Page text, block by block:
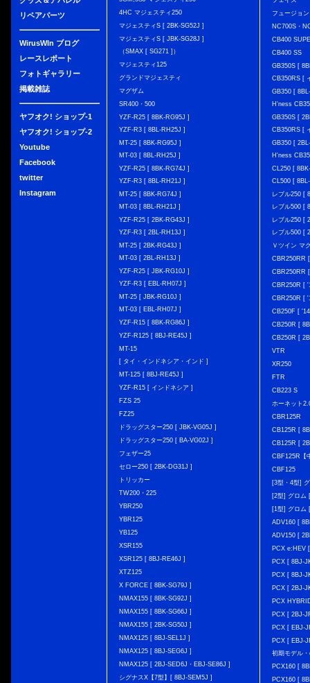
リペアパーツ
WirusWIn ブログ
レースレポート
フォトギャラリー
掲載雑誌
ヤフオク! ショップ-1
ヤフオク! ショップ-2
Youtube
Facebook
twitter
Instagram
4HC マジェスティ250
マジェスティS [ 2BK-SG52J ]
マジェスティS [ JBK-SG28J ]
（SMAX [ SG271 ]）
マジェスティ125
グランドマジェスティ
マグザム
SR400・500
YZF-R25 [ 8BK-RG95J ]
YZF-R3 [ 8BL-RH25J ]
MT-25 [ 8BK-RG95J ]
MT-03 [ 8BL-RH25J ]
YZF-R25 [ 8BK-RG74J ]
YZF-R3 [ 8BL-RH21J ]
MT-25 [ 8BK-RG74J ]
MT-03 [ 8BL-RH21J ]
YZF-R25 [ 2BK-RG43J ]
YZF-R3 [ 2BL-RH13J ]
MT-25 [ 2BK-RG43J ]
MT-03 [ 2BL-RH13J ]
YZF-R25 [ JBK-RG10J ]
YZF-R3 [ EBL-RH07J ]
MT-25 [ JBK-RG10J ]
MT-03 [ EBL-RH07J ]
YZF-R15 [ 8BK-RG86J ]
YZF-R125 [ 8BJ-RE45J ]
MT-15
[ タイ・インドネシア・インド ]
MT-125 [ 8BJ-RE45J ]
YZF-R15 [ インドネシア ]
FZS 25
FZ25
ドラッグスター250 [ JBK-VG05J ]
ドラッグスター250 [ BA-VG02J ]
フェザー25
セロー250 [ 2BK-DG31J ]
トリッカー
TW200・225
YBR250
YBR125
YB125
XSR155
XSR125 [ 8BJ-RE46J ]
XTZ125
X FORCE [ 8BK-SG79J ]
NMAX155 [ 8BK-SG92J ]
NMAX155 [ 8BK-SG66J ]
NMAX155 [ 2BK-SG50J ]
NMAX125 [ 8BJ-SEL1J ]
NMAX125 [ 8BJ-SEG6J ]
NMAX125 [ 2BJ-SED6J・EBJ-SE86J ]
シグナスX【7型】[ 8BJ-SEM5J ]
フュージョン
NC700S・
CB400
CB400 SS
GB350S [
CB350RS [
GB350 [
H'ness
GB350S [
CB350RS [
GB350 [
H'ness
CL250 [
CL500 [
レブル250 [
レブル500 [
レブル250 [
レブル500 [
Ｖツイン マ
CBR250RR
CBR250RR
CBR250R [
CBR250R [
CB250F [
CB250R [
CB250R [
VTR
XR250
FTR
CB223 S
ホーネット
CBR125R
CB125R [
CB125R [
CBF125R【
CBF125
[3型・4型]
[2型] グロム
[1型] グロム
ADV160 [
ADV150 [
PCX e:HEV
PCX [ 8BJ-
PCX [ 8BJ-
PCX [ 2BJ-
PCX
PCX [ 2BJ-
PCX [ EBJ-
PCX [ EBJ-
初期モデル
PCX160 [
PCX160 [